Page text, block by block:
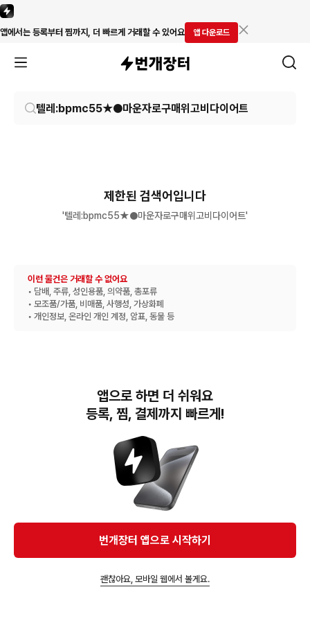
앱에서는 등록부터 찜까지, 더 빠르게 거래할 수 있어요 앱 다운로드
제한된 검색어입니다
'텔레:bpmc55★●마운자로구매위고비다이어트'
이런 물건은 거래할 수 없어요
• 담배, 주류, 성인용품, 의약품, 총포류
• 모조품/가품, 비매품, 사행성, 가상화폐
• 개인정보, 온라인 개인 계정, 암표, 동물 등
번개장터(주) 사업자정보, 이용약관 및 기타 법적고지
번개장터㈜는 통신판매중개자이며, 통신판매의 당사자가 아닙니다. 전자상거래 등에서의
소비자보호에 관한 법률 등 관련 법령 및 번개장터㈜의 약관에 따라 상품, 상품정보, 거래에 관한 책임은
개별 판매자에게 귀속하고, 번개장터㈜는 원칙적으로 회원간 거래에 대하여 책임을 지지 않습니다.
다만, 번개장터㈜가 직접 판매하는 상품에 대한 책임은 번개장터㈜에게 귀속합니다.
APP 다운로드
앱으로 하면 더 쉬워요
등록, 찜, 결제까지 빠르게!
번개장터 앱으로 시작하기
괜찮아요, 모바일 웹에서 볼게요.